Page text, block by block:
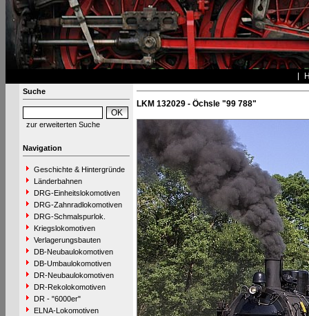
Suche
zur erweiterten Suche
Navigation
Geschichte & Hintergründe
Länderbahnen
DRG-Einheitslokomotiven
DRG-Zahnradlokomotiven
DRG-Schmalspurlok.
Kriegslokomotiven
Verlagerungsbauten
DB-Neubaulokomotiven
DB-Umbaulokomotiven
DR-Neubaulokomotiven
DR-Rekolokomotiven
DR - "6000er"
ELNA-Lokomotiven
LKM 132029 - Öchsle "99 788"